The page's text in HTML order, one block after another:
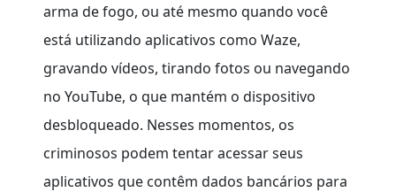
arma de fogo, ou até mesmo quando você
está utilizando aplicativos como Waze,
gravando vídeos, tirando fotos ou navegando
no YouTube, o que mantém o dispositivo
desbloqueado. Nesses momentos, os
criminosos podem tentar acessar seus
aplicativos que contêm dados bancários para